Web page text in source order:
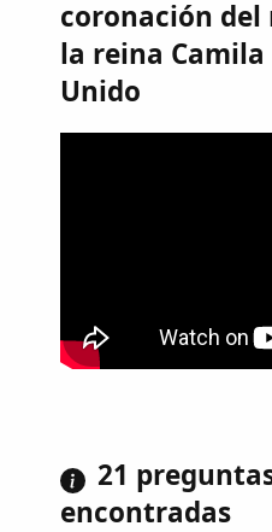
coronación del
la reina Camila
Unido
21
encontradas